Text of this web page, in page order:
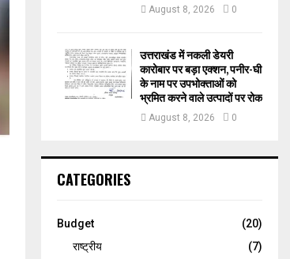
August 8, 2026 0
उत्तराखंड में नकली डेयरी
कारोबार पर बड़ा एक्शन, पनीर-घी
के नाम पर उपभोक्ताओं को
भ्रमित करने वाले उत्पादों पर रोक
August 8, 2026 0
CATEGORIES
Budget
(20)
राष्ट्रीय
(7)